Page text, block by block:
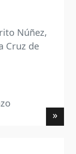
Núñez,
Cruz de
»